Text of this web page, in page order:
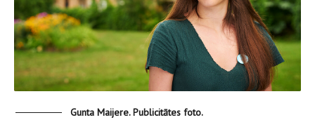
Gunta Maijere. Publicitātes foto.